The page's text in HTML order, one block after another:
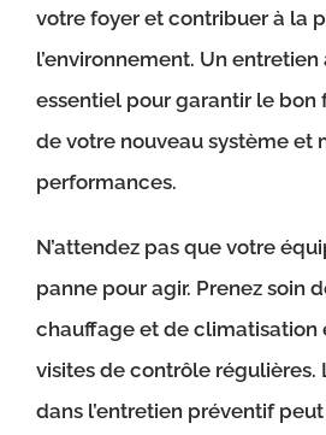
votre foyer et contribuer à la
l’environnement. Un
essentiel pour garantir le
de votre nouveau système et
performances.
N’attendez pas que votre
panne pour agir. Prenez soin
chauffage et de climatisation
visites de contrôle régulières.
dans l’entretien préventif